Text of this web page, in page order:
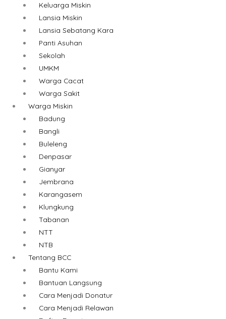
Keluarga Miskin
Lansia Miskin
Lansia Sebatang Kara
Panti Asuhan
Sekolah
UMKM
Warga Cacat
Warga Sakit
Warga Miskin
Badung
Bangli
Buleleng
Denpasar
Gianyar
Jembrana
Karangasem
Klungkung
Tabanan
NTT
NTB
Tentang BCC
Bantu Kami
Bantuan Langsung
Cara Menjadi Donatur
Cara Menjadi Relawan